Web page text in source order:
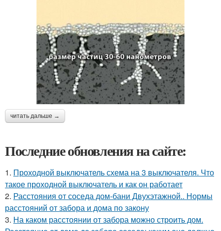
читать дальше →
Последние обновления на сайте:
1. Проходной выключатель схема на 3 выключателя. Что
такое проходной выключатель и как он работает
2. Расстояния от соседа дом-бани Двухэтажной.. Нормы
расстояний от забора и дома по закону
3. На каком расстоянии от забора можно строить дом.